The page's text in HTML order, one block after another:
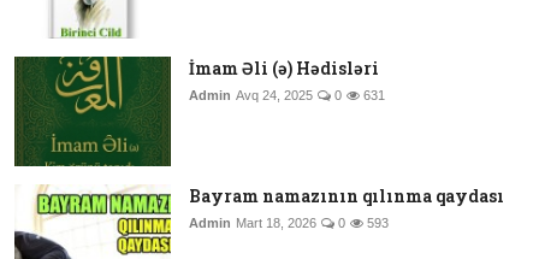
İmam Əli (ə) Hədisləri
Admin Avq 24, 2025 0 631
Bayram namazının qılınma qaydası
Admin Mart 18, 2026 0 593